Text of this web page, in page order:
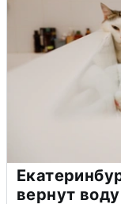
вернут воду